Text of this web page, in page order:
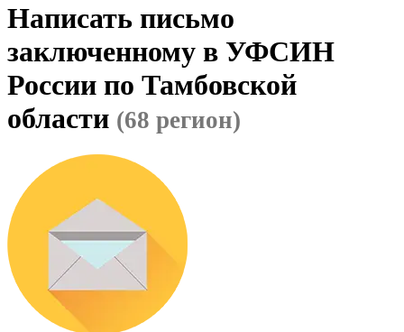
Написать письмо
заключенному в УФСИН
России по Тамбовской
области (68 регион)